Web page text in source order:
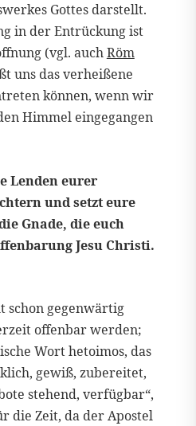
Gottes darstellt.
in der Entrückung ist
(vgl. auchRöm
uns das verheißene
können, wenn wir
Himmel eingegangen
Lenden eurer
und setzt eure
Gnade, die euch
Jesu Christi.
schon gegenwärtig
offenbar werden;
Wort hetoimos, das
gewiß, zubereitet,
stehend, verfügbar“,
die Zeit, da der Apostel